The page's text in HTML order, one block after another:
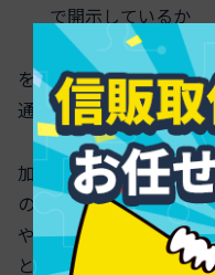
で開示しているか
を洗い出すと、次の再
通過率が変わってきます
加盟店審査は「落ちた
のポイントでリスク判
や契約をチューニング
と、次の一手が打ちや